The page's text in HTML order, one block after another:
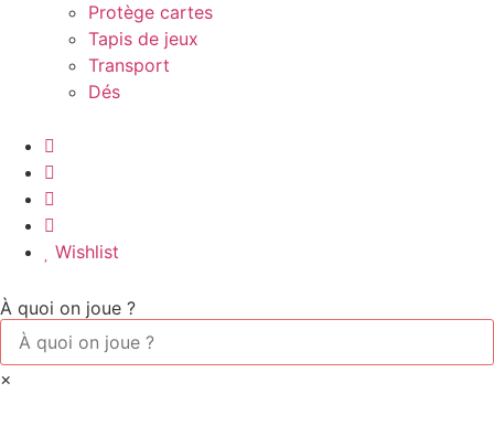
Protège cartes
Tapis de jeux
Transport
Dés
Wishlist
À quoi on joue ?
×